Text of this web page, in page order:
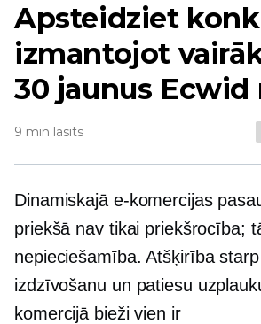
Apsteidziet
izmantojot
30 jaunus Ecwid
9 min lasīts
Dinamiskajā e-komercijas
priekšā nav tikai priekšrocība;
nepieciešamība. Atšķirība
izdzīvošanu un patiesu
komercijā bieži vien ir